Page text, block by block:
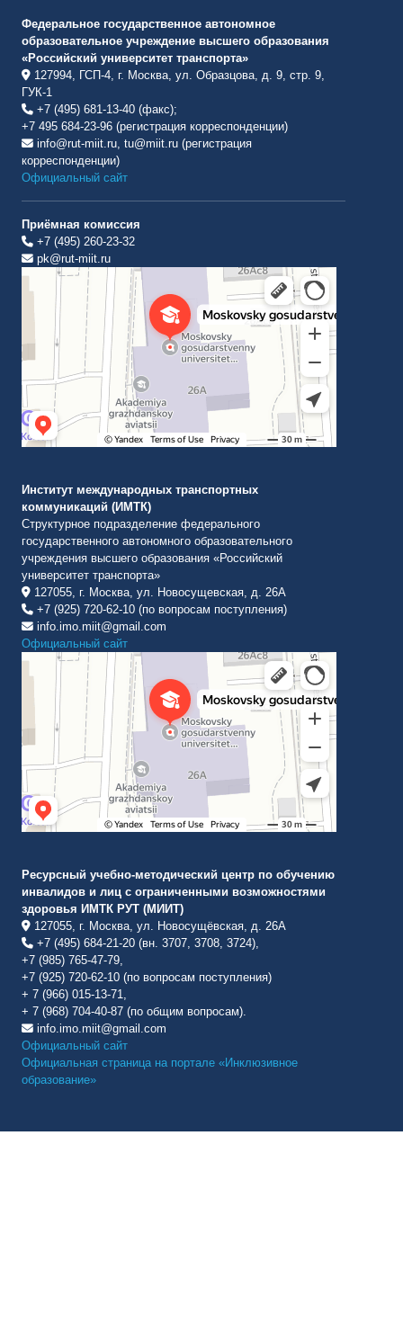
Федеральное государственное автономное
образовательное учреждение высшего образования
«Российский университет транспорта»
127994, ГСП-4, г. Москва, ул. Образцова, д. 9, стр. 9,
ГУК-1
+7 (495) 681-13-40 (факс);
+7 495 684-23-96 (регистрация корреспонденции)
info@rut-miit.ru, tu@miit.ru (регистрация
корреспонденции)
Официальный сайт
Приёмная комиссия
+7 (495) 260-23-32
pk@rut-miit.ru
Институт международных транспортных коммуникаций Рут
ВУЗ в Москве
Институт международных транспортных
коммуникаций (ИМТК)
Структурное подразделение федерального
государственного автономного образовательного
учреждения высшего образования «Российский
университет транспорта»
127055, г. Москва, ул. Новосущевская, д. 26А
+7 (925) 720-62-10 (по вопросам поступления)
info.imo.miit@gmail.com
Официальный сайт
Институт международных транспортных коммуникаций Рут
ВУЗ в Москве
Ресурсный учебно-методический центр по обучению
инвалидов и лиц с ограниченными возможностями
здоровья ИМТК РУТ (МИИТ)
127055, г. Москва, ул. Новосущёвская, д. 26А
+7 (495) 684-21-20 (вн. 3707, 3708, 3724),
+7 (985) 765-47-79,
+7 (925) 720-62-10 (по вопросам поступления)
+ 7 (966) 015-13-71,
+ 7 (968) 704-40-87 (по общим вопросам).
info.imo.miit@gmail.com
Официальный сайт
Официальная страница на портале «Инклюзивное
образование»